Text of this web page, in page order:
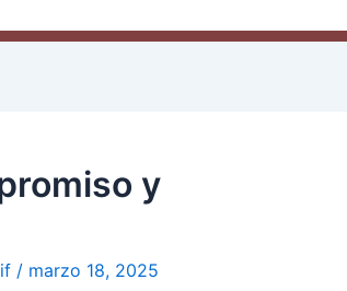
y
/ marzo 18, 2025